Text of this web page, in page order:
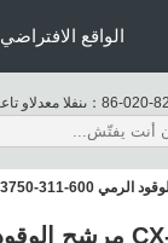
الواقع الافتراضي
المبيعات والدعم 86-020-